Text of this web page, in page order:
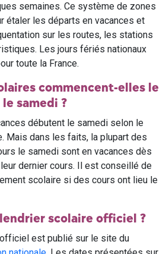
semaines. Ce système de zones
étaler les départs en vacances et
sur les routes, les stations
Les jours fériés nationaux
toute la France.
commencent-elles le
samedi ?
débutent le samedi selon le
Mais dans les faits, la plupart des
le samedi sont en vacances dès
dernier cours. Il est conseillé de
scolaire si des cours ont lieu le
scolaire officiel ?
est publié sur le site du